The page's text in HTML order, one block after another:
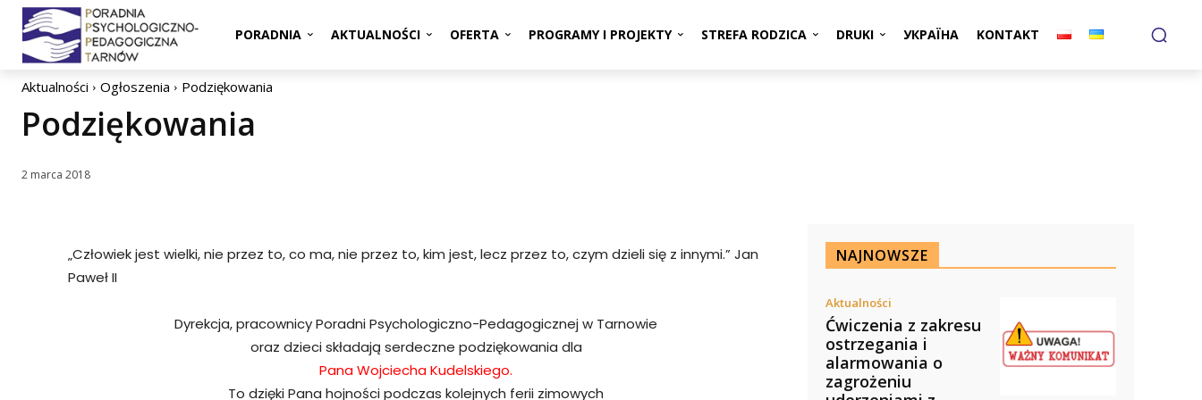
PORADNIA AKTUALNOŚCI OFERTA PROGRAMY I PROJEKTY STREFA RODZICA DRUKI УКРАЇНА KONTAKT
Aktualności Ogłoszenia Podziękowania
Podziękowania
2 marca 2018
„Człowiek jest wielki, nie przez to, co ma, nie przez to, kim jest, lecz przez to, czym dzieli się z innymi.” Jan
Paweł II
Dyrekcja, pracownicy Poradni Psychologiczno-Pedagogicznej w Tarnowie
oraz dzieci składają serdeczne podziękowania dla
Pana Wojciecha Kudelskiego.
To dzięki Pana hojności podczas kolejnych ferii zimowych
NAJNOWSZE
Aktualności
Ćwiczenia z zakresu
ostrzegania i
alarmowania o
zagrożeniu